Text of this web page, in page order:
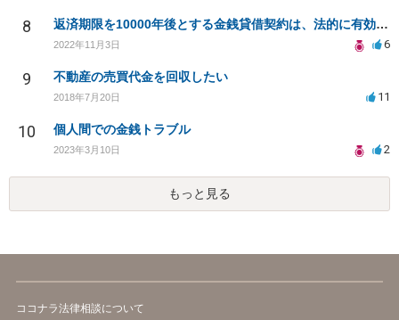
8 返済期限を10000年後とする金銭貸借契約は、法的に有効となりますか？
2022年11月3日 6
9 不動産の売買代金を回収したい
2018年7月20日 11
10 個人間での金銭トラブル
2023年3月10日 2
もっと見る
ココナラ法律相談について